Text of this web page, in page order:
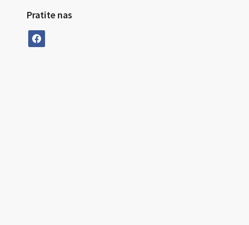
Pratite nas
facebook